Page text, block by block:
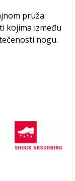
pruža
kojima između
nogu.